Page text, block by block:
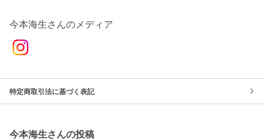
今本海生さんのメディア
特定商取引法に基づく表記
今本海生さんの投稿